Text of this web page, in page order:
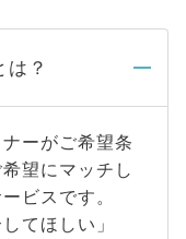
は？
ーがご希望条
望にマッチし
ビスです。
てほしい」